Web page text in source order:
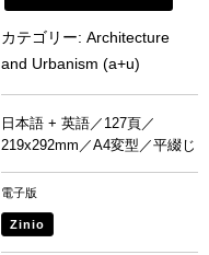
カテゴリー:Architecture
and Urbanism (a+u)
日本語 + 英語／127頁／
219x292mm／A4変型／平綴じ
電子版
Zinio